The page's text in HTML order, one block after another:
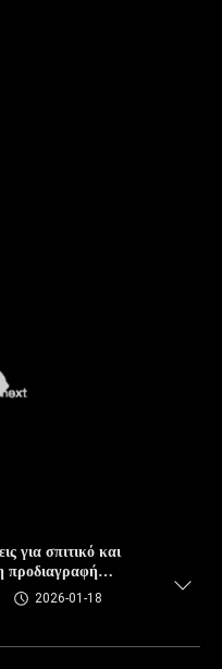
για σπιτικό και
προδιαγραφή
2026-01-18